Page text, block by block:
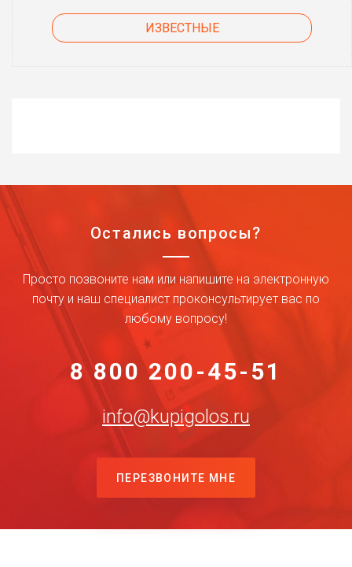
ИЗВЕСТНЫЕ
Остались вопросы?
Просто позвоните нам или напишите на электронную
почту и наш специалист проконсультирует вас по
любому вопросу!
8 800 200-45-51
info@kupigolos.ru
ПЕРЕЗВОНИТЕ МНЕ